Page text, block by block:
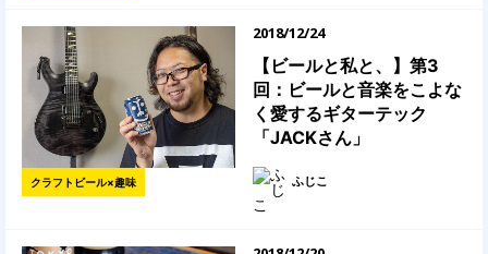
クラフトビール×趣味
2018/12/24
【ビールと私と、】第3
回：ビールと音楽をこよな
く愛するギターテック
「JACKさん」
ふじこ